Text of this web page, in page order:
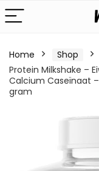
Home Shop
Protein Milkshake –
Calcium Caseïnaat
gram